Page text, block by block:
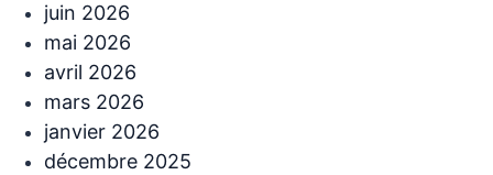
juin 2026
mai 2026
avril 2026
mars 2026
janvier 2026
décembre 2025